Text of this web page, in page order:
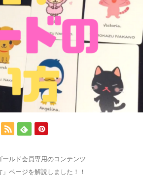
ルド会員専用のコンテンツ
」ページを解説しました！！